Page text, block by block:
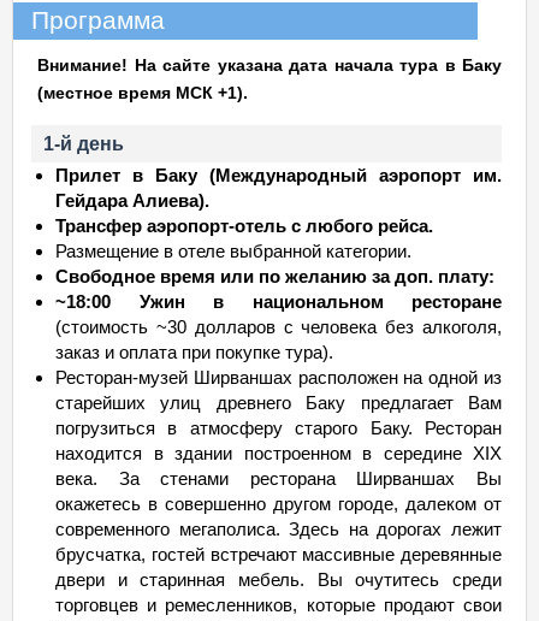
Программа
Внимание! На сайте указана дата начала тура в Баку
(местное время МСК +1).
1-й день
Прилет в Баку (Международный аэропорт им.
Гейдара Алиева).
Трансфер аэропорт-отель с любого рейса.
Размещение в отеле выбранной категории.
Свободное время или по желанию за доп. плату:
~18:00 Ужин в национальном ресторане
(стоимость ~30 долларов с человека без алкоголя,
заказ и оплата при покупке тура).
Ресторан-музей Ширваншах расположен на одной из
старейших улиц древнего Баку предлагает Вам
погрузиться в атмосферу старого Баку. Ресторан
находится в здании построенном в середине XIX
века. За стенами ресторана Ширваншах Вы
окажетесь в совершенно другом городе, далеком от
современного мегаполиса. Здесь на дорогах лежит
брусчатка, гостей встречают массивные деревянные
двери и старинная мебель. Вы очутитесь среди
торговцев и ремесленников, которые продают свои